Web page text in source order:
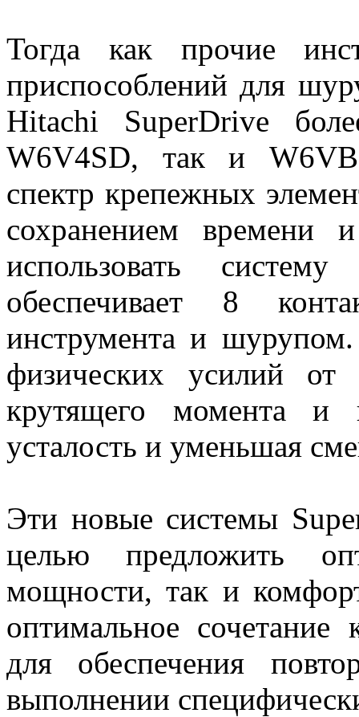
Тогда как прочие
приспособлений для
Hitachi SuperDrive
W6V4SD, так и
спектр крепежных
сохранением времени
использовать
обеспечивает 8
инструмента и
физических усилий от
крутящего момента и
усталость и уменьшая
Эти новые системы
целью предложить
мощности, так и
оптимальное
для обеспечения
выполнении